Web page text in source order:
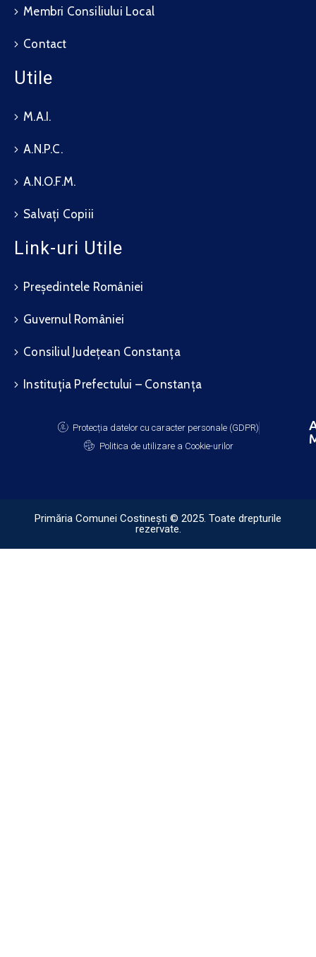
Membri Consiliului Local
Contact
Utile
M.A.I.
A.N.P.C.
A.N.O.F.M.
Salvați Copiii
Link-uri Utile
Președintele României
Guvernul României
Consiliul Județean Constanța
Instituția Prefectului – Constanța
Protecția datelor cu caracter personale (GDPR)
Politica de utilizare a Cookie-urilor
Primăria Comunei Costinești © 2025. Toate drepturile
rezervate.